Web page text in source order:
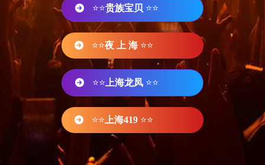
⭐⭐贵族宝贝 ⭐⭐
⭐⭐夜 上 海 ⭐⭐
⭐⭐ 上海龙凤 ⭐⭐
⭐⭐ 上海419 ⭐⭐